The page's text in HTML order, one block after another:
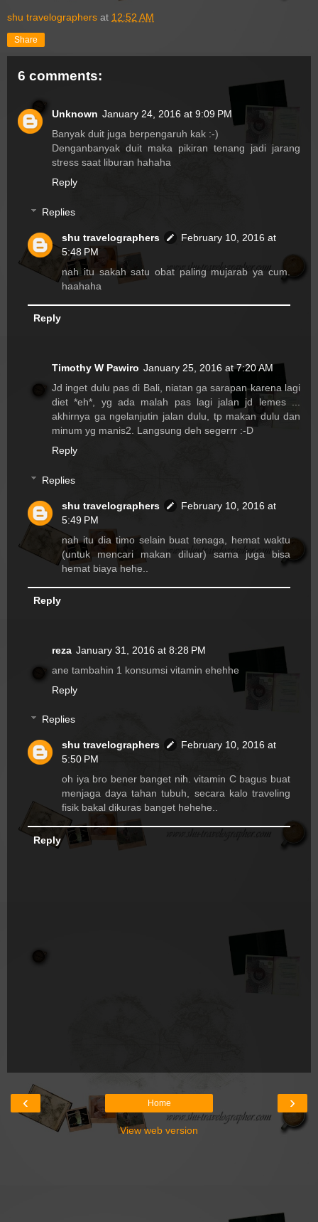
shu travelographers at 12:52 AM
Share
6 comments:
Unknown January 24, 2016 at 9:09 PM
Banyak duit juga berpengaruh kak :-)
Denganbanyak duit maka pikiran tenang jadi jarang
stress saat liburan hahaha
Reply
Replies
shu travelographers
February 10, 2016 at
5:48 PM
nah itu sakah satu obat paling mujarab ya cum.
haahaha
Reply
Timothy W Pawiro January 25, 2016 at 7:20 AM
Jd inget dulu pas di Bali, niatan ga sarapan karena lagi
diet *eh*, yg ada malah pas lagi jalan jd lemes ...
akhirnya ga ngelanjutin jalan dulu, tp makan dulu dan
minum yg manis2. Langsung deh segerrr :-D
Reply
Replies
shu travelographers
February 10, 2016 at
5:49 PM
nah itu dia timo selain buat tenaga, hemat waktu
(untuk mencari makan diluar) sama juga bisa
hemat biaya hehe..
Reply
reza January 31, 2016 at 8:28 PM
ane tambahin 1 konsumsi vitamin ehehhe
Reply
Replies
shu travelographers
February 10, 2016 at
5:50 PM
oh iya bro bener banget nih. vitamin C bagus buat
menjaga daya tahan tubuh, secara kalo traveling
fisik bakal dikuras banget hehehe..
Reply
‹ ›
Home
View web version